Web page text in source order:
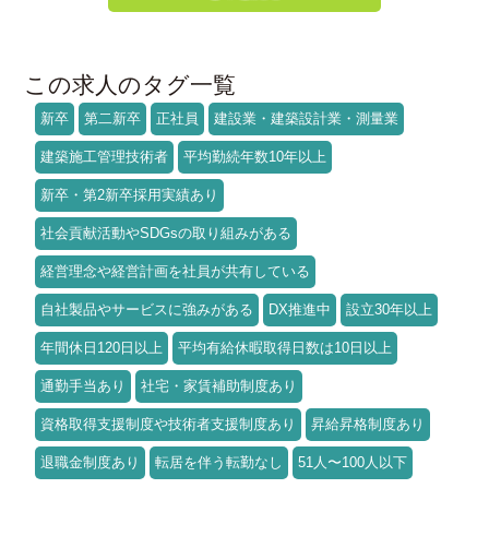
この求人のタグ一覧
新卒 第二新卒 正社員 建設業・建築設計業・測量業
建築施工管理技術者 平均勤続年数10年以上
新卒・第2新卒採用実績あり
社会貢献活動やSDGsの取り組みがある
経営理念や経営計画を社員が共有している
自社製品やサービスに強みがある DX推進中 設立30年以上
年間休日120日以上 平均有給休暇取得日数は10日以上
通勤手当あり 社宅・家賃補助制度あり
資格取得支援制度や技術者支援制度あり 昇給昇格制度あり
退職金制度あり 転居を伴う転勤なし 51人〜100人以下